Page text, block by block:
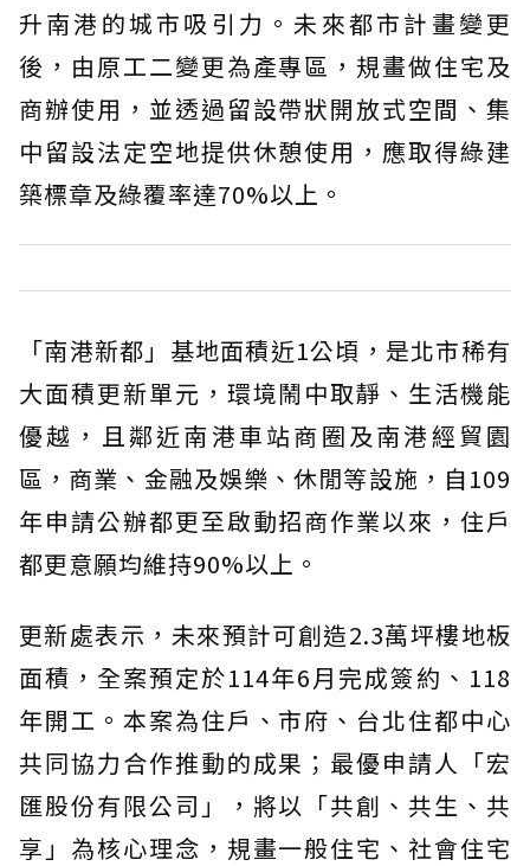
升南港的城市吸引力。未來都市計畫變更
後，由原工二變更為產專區，規畫做住宅及
商辦使用，並透過留設帶狀開放式空間、集
中留設法定空地提供休憩使用，應取得綠建
築標章及綠覆率達70%以上。
「南港新都」基地面積近1公頃，是北市稀有
大面積更新單元，環境鬧中取靜、生活機能
優越，且鄰近南港車站商圈及南港經貿園
區，商業、金融及娛樂、休閒等設施，自109
年申請公辦都更至啟動招商作業以來，住戶
都更意願均維持90%以上。
更新處表示，未來預計可創造2.3萬坪樓地板
面積，全案預定於114年6月完成簽約、118
年開工。本案為住戶、市府、台北住都中心
共同協力合作推動的成果；最優申請人「宏
匯股份有限公司」，將以「共創、共生、共
享」為核心理念，規畫一般住宅、社會住宅